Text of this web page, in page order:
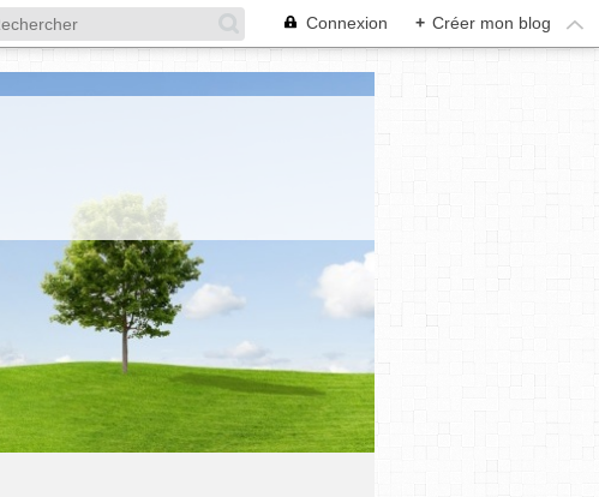
Connexion + Créer mon blog